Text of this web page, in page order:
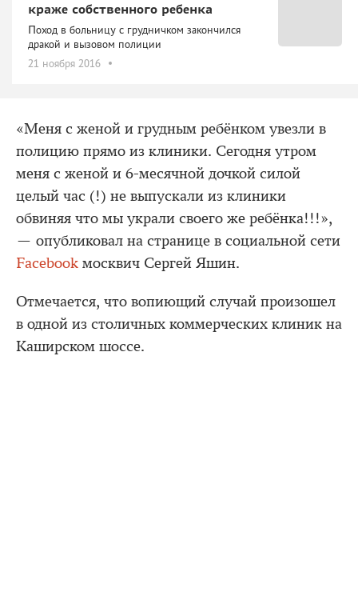
краже собственного ребенка
Поход в больницу с грудничком закончился
дракой и вызовом полиции
21 ноября 2016
«Меня с женой и грудным ребёнком увезли в
полицию прямо из клиники. Сегодня утром
меня с женой и 6-месячной дочкой силой
целый час (!) не выпускали из клиники
обвиняя что мы украли своего же ребёнка!!!»,
— опубликовал на странице в социальной сети
Facebook москвич Сергей Яшин.
Отмечается, что вопиющий случай произошел
в одной из столичных коммерческих клиник на
Каширском шоссе.